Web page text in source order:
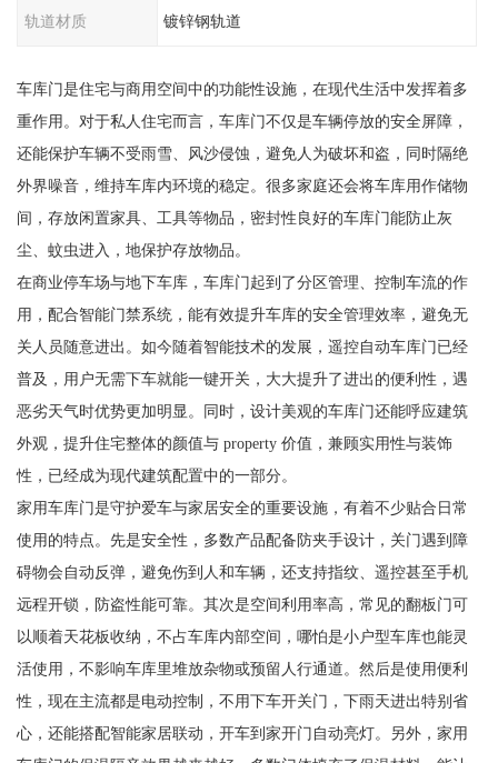
轨道材质 镀锌钢轨道
车库门是住宅与商用空间中的功能性设施，在现代生活中发挥着多
重作用。对于私人住宅而言，车库门不仅是车辆停放的安全屏障，
还能保护车辆不受雨雪、风沙侵蚀，避免人为破坏和盗，同时隔绝
外界噪音，维持车库内环境的稳定。很多家庭还会将车库用作储物
间，存放闲置家具、工具等物品，密封性良好的车库门能防止灰
尘、蚊虫进入，地保护存放物品。
在商业停车场与地下车库，车库门起到了分区管理、控制车流的作
用，配合智能门禁系统，能有效提升车库的安全管理效率，避免无
关人员随意进出。如今随着智能技术的发展，遥控自动车库门已经
普及，用户无需下车就能一键开关，大大提升了进出的便利性，遇
恶劣天气时优势更加明显。同时，设计美观的车库门还能呼应建筑
外观，提升住宅整体的颜值与 property 价值，兼顾实用性与装饰
性，已经成为现代建筑配置中的一部分。
家用车库门是守护爱车与家居安全的重要设施，有着不少贴合日常
使用的特点。先是安全性，多数产品配备防夹手设计，关门遇到障
碍物会自动反弹，避免伤到人和车辆，还支持指纹、遥控甚至手机
远程开锁，防盗性能可靠。其次是空间利用率高，常见的翻板门可
以顺着天花板收纳，不占车库内部空间，哪怕是小户型车库也能灵
活使用，不影响车库里堆放杂物或预留人行通道。然后是使用便利
性，现在主流都是电动控制，不用下车开关门，下雨天进出特别省
心，还能搭配智能家居联动，开车到家开门自动亮灯。另外，家用